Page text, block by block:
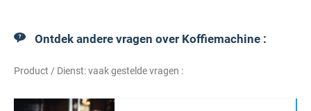
Ontdek andere vragen over Koffiemachine :
Product / Dienst: vaak gestelde vragen :